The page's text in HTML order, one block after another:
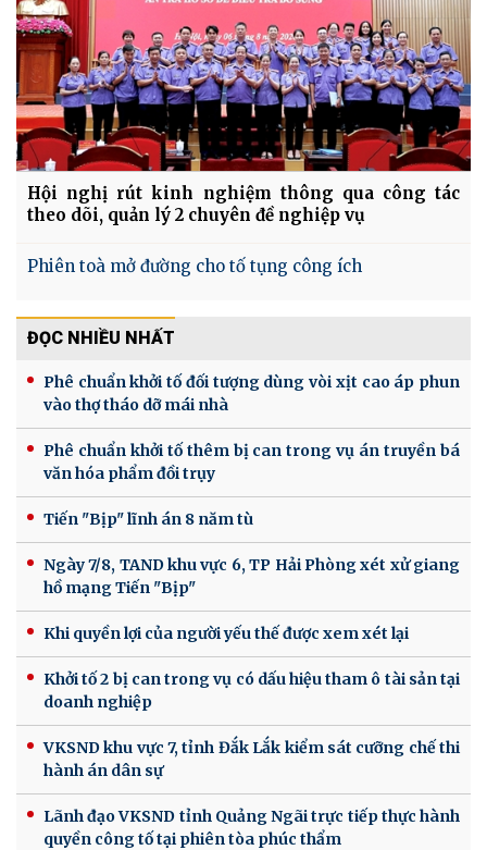
Hội nghị rút kinh nghiệm thông qua công tác
theo dõi, quản lý 2 chuyên đề nghiệp vụ
Phiên toà mở đường cho tố tụng công ích
ĐỌC NHIỀU NHẤT
Phê chuẩn khởi tố đối tượng dùng vòi xịt cao áp phun
vào thợ tháo dỡ mái nhà
Phê chuẩn khởi tố thêm bị can trong vụ án truyền bá
văn hóa phẩm đồi trụy
Tiến "Bịp" lĩnh án 8 năm tù
Ngày 7/8, TAND khu vực 6, TP Hải Phòng xét xử giang
hồ mạng Tiến "Bịp"
Khi quyền lợi của người yếu thế được xem xét lại
Khởi tố 2 bị can trong vụ có dấu hiệu tham ô tài sản tại
doanh nghiệp
VKSND khu vực 7, tỉnh Đắk Lắk kiểm sát cưỡng chế thi
hành án dân sự
Lãnh đạo VKSND tỉnh Quảng Ngãi trực tiếp thực hành
quyền công tố tại phiên tòa phúc thẩm